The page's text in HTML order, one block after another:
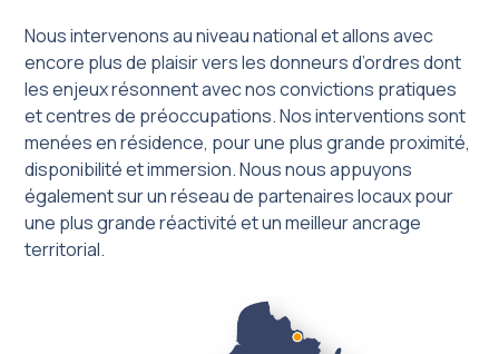
Nous intervenons au niveau national et allons avec
encore plus de plaisir vers les donneurs d’ordres dont
les enjeux résonnent avec nos convictions pratiques
et centres de préoccupations. Nos interventions sont
menées en résidence, pour une plus grande proximité,
disponibilité et immersion. Nous nous appuyons
également sur un réseau de partenaires locaux pour
une plus grande réactivité et un meilleur ancrage
territorial.